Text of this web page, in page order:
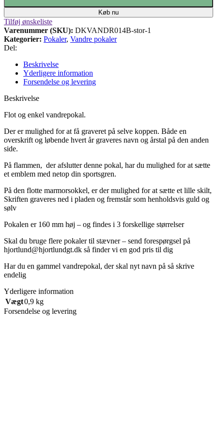
Køb nu
Tilføj ønskeliste
Varenummer (SKU): DKVANDR014B-stor-1
Kategorier: Pokaler, Vandre pokaler
Del:
Beskrivelse
Yderligere information
Forsendelse og levering
Beskrivelse
Flot og enkel vandrepokal.
Der er mulighed for at få graveret på selve koppen. Både en
overskrift og løbende hvert år graveres navn og årstal på den anden
side.
På flammen, der afslutter denne pokal, har du mulighed for at sætte
et emblem med netop din sportsgren.
På den flotte marmorsokkel, er der mulighed for at sætte et lille skilt,
Skriften graveres ned i pladen og fremstår som henholdsvis guld og
sølv
Pokalen er 160 mm høj – og findes i 3 forskellige størrelser
Skal du bruge flere pokaler til stævner – send forespørgsel på
hjortlund@hjortlundgt.dk så finder vi en god pris til dig
Har du en gammel vandrepokal, der skal nyt navn på så skrive
endelig
Yderligere information
Vægt0,9 kg
Forsendelse og levering